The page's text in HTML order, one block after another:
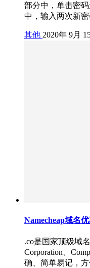
部分中，单击密
中，输入两次新
其他 2020年 9月
Namecheap域名
.co是国家顶级域
Corporation、
确、简单易记，方